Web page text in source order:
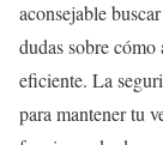
aconsejable
dudas sobre cómo
eficiente. La
para mantener tu